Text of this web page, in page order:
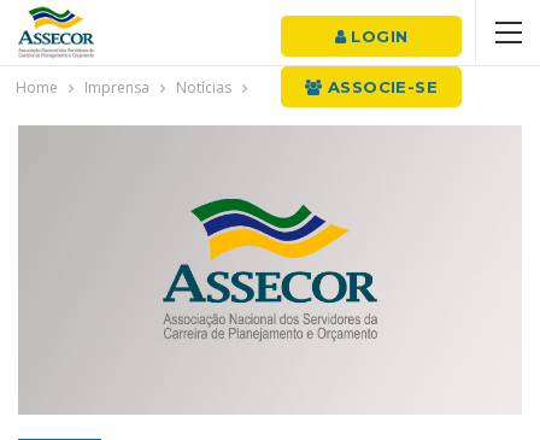
LOGIN
ASSOCIE-SE
Home Imprensa Notícias